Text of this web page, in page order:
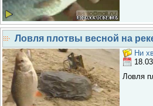
Ловля плотвы весной на
Ни
Ловля